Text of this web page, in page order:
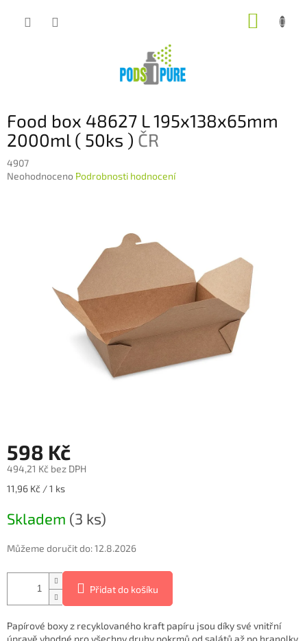
Food box 48627 L 195x138x65mm
2000ml ( 50ks ) ČR
4907
Průměrné
Neohodnoceno Podrobnosti hodnocení
598 Kč
494,21 Kč bez DPH
Měrná
11,96 Kč / 1 ks
Skladem (3 ks)
Můžeme doručit do:12.8.2026
Přidat do košíku
Papírové boxy z recyklovaného kraft papíru jsou díky své vnitřní